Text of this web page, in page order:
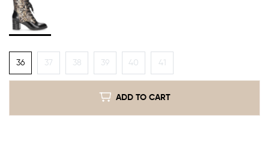
36 37 38 39 40 41
ADD TO CART